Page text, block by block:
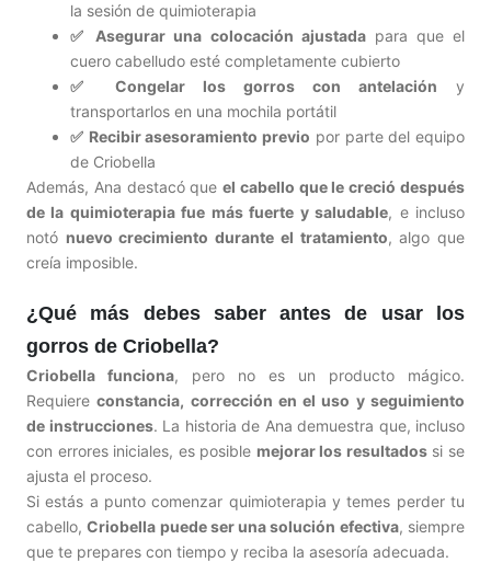
la sesión de quimioterapia
✅ Asegurar una colocación ajustadapara que el
cuero cabelludo esté completamente cubierto
✅ Congelar los gorros con antelación y
transportarlos en una mochila portátil
✅ Recibir asesoramiento previo por parte del equipo
de Criobella
Además, Ana destacó queel cabello que le creció después
de la quimioterapia fue más fuerte y saludable, e incluso
notó nuevo crecimiento durante el tratamiento, algo que
creía imposible.
¿Qué más debes saber antes de usar los
gorros de Criobella?
Criobella funciona, pero no es un producto mágico.
Requiereconstancia, corrección en el uso y seguimiento
de instrucciones. La historia de Ana demuestra que, incluso
con errores iniciales, es posible mejorar los resultadossi se
ajusta el proceso.
Si estás a punto comenzar quimioterapia y temes perder tu
cabello,Criobella puede ser una solución efectiva, siempre
que te prepares con tiempo y reciba la asesoría adecuada.